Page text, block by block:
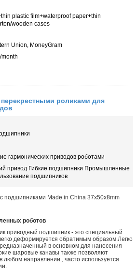
plastic film+waterproof paper+thin
wooden cases
Union, MoneyGram
month
роликами для
гармонических приводов роботами
привод Гибкие подшипники Промышленные
подшипников
подшипниками Made in China 37x50x8mm
роботов
приводный подшипник - это специальный
деформируется обратимым образом.Легко
в основном для нанесения
шаровые канавы также позволяют
любом направлении., часто используется